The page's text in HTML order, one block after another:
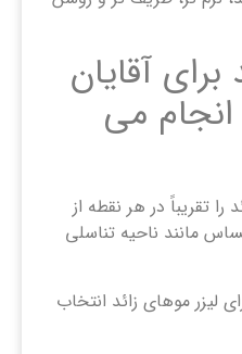
برای آقایان
می
را تقریباً در هر نقطه از
مانند ناحیه تناسلی
لیزر موهای زائد انتخاب